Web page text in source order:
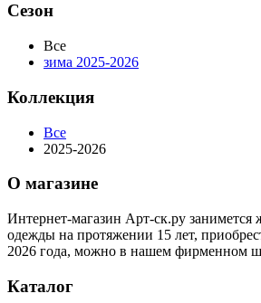
Сезон
Все
зима 2025-2026
Коллекция
Все
2025-2026
О магазине
Интернет-магазин Арт-ск.ру занимется
одежды на протяжении 15 лет,
2026 года, можно в нашем фирменном
Каталог